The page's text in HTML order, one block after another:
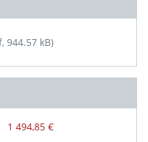
944.57 kB)
1 494,85 €